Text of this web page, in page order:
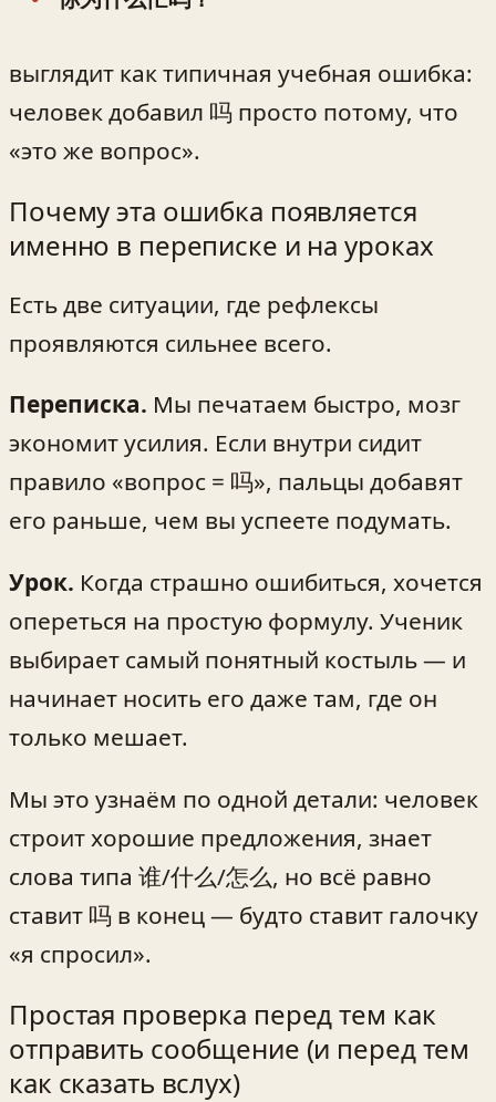
выглядит как типичная учебная ошибка:
человек добавил 吗 просто потому, что
«это же вопрос».
Почему эта ошибка появляется
именно в переписке и на уроках
Есть две ситуации, где рефлексы
проявляются сильнее всего.
Переписка. Мы печатаем быстро, мозг
экономит усилия. Если внутри сидит
правило «вопрос = 吗», пальцы добавят
его раньше, чем вы успеете подумать.
Урок. Когда страшно ошибиться, хочется
опереться на простую формулу. Ученик
выбирает самый понятный костыль — и
начинает носить его даже там, где он
только мешает.
Мы это узнаём по одной детали: человек
строит хорошие предложения, знает
слова типа 谁/什么/怎么, но всё равно
ставит 吗 в конец — будто ставит галочку
«я спросил».
Простая проверка перед тем как
отправить сообщение (и перед тем
как сказать вслух)